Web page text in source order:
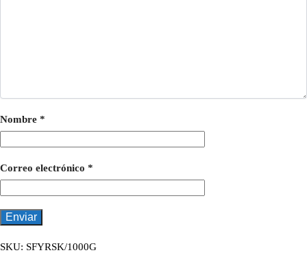
Nombre *
Correo electrónico *
SKU: SFYRSK/1000G